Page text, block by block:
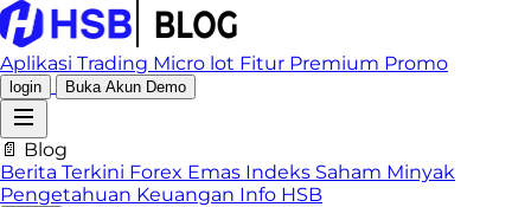
Aplikasi Trading Micro lot Fitur Premium Promo
login Buka Akun Demo
📄 Blog
Berita Terkini Forex Emas Indeks Saham Minyak
Pengetahuan Keuangan Info HSB